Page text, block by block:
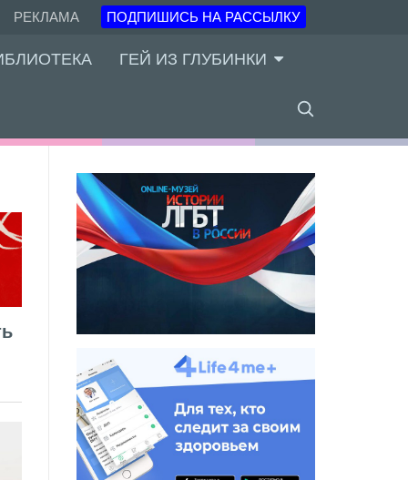
РЕКЛАМА ПОДПИШИСЬ НА РАССЫЛКУ
ГЕЙ ИЗ ГЛУБИНКИ